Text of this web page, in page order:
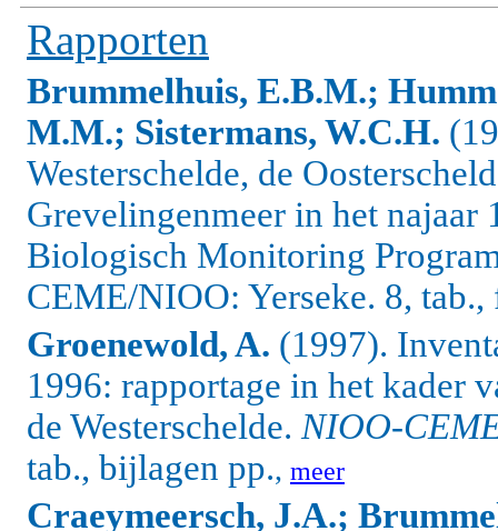
Rapporten
Brummelhuis, E.B.M.;
M.M.; Sistermans, W.C.H.
Westerschelde, de
Grevelingenmeer in het najaar
Biologisch Monitoring
CEME/NIOO: Yerseke. 8,
Groenewold, A. (1997).
1996: rapportage in het kader
de Westerschelde.NIOO-
tab., bijlagen pp., meer
Craeymeersch, J.A.;